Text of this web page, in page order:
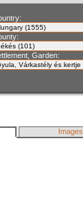
Garden:
Images